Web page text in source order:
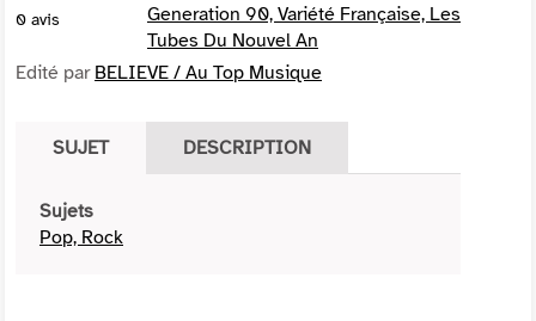
0 avis
Generation 90, Variété Française, Les
Tubes Du Nouvel An
Edité par BELIEVE / Au Top Musique
SUJET DESCRIPTION
Sujets
Pop, Rock